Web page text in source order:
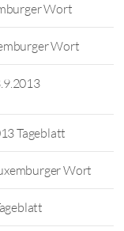
Wort
Wort
Tageblatt
Wort